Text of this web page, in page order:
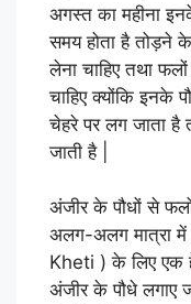
अगस्त का महीना
समय होता है तोड़ने
लेना चाहिए तथा
चाहिए क्योंकि इनके
चेहरे पर लग जाता है
जाती है |
अंजीर के पौधों से
अलग-अलग मात्रा में
Kheti ) के लिएएक
अंजीर के पौधे लगाए